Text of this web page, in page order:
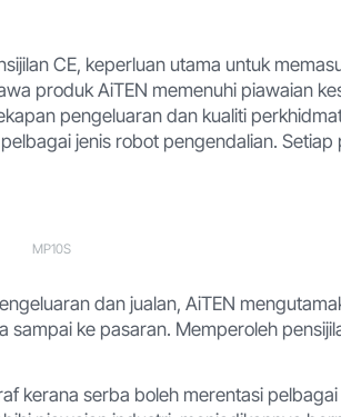
CE, keperluan utama untuk
produk AiTEN memenuhi piawaian
pengeluaran dan kualiti
jenis robot pengendalian. Setiap
MP10S
dan jualan, AiTEN
ke pasaran. Memperoleh
kerana serba boleh merentasi